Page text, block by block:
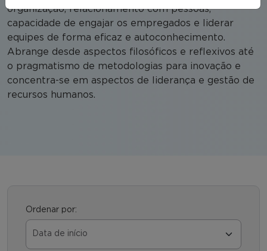
organização, relacionamento com pessoas,
capacidade de engajar os empregados e liderar
equipes de forma eficaz e autoconhecimento.
Abrange desde aspectos filosóficos e reflexivos até
o pragmatismo de metodologias para inovação e
concentra-se em aspectos de liderança e gestão de
recursos humanos.
Ordenar por: